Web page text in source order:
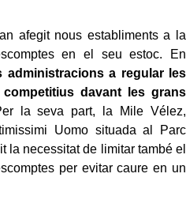
afegit nous establiments a la
en el seu estoc. En
administracions a regular les
davant les grans
la seva part, la Mile Vélez,
Uomo situada al Parc
la necessitat de limitar també el
per evitar caure en un